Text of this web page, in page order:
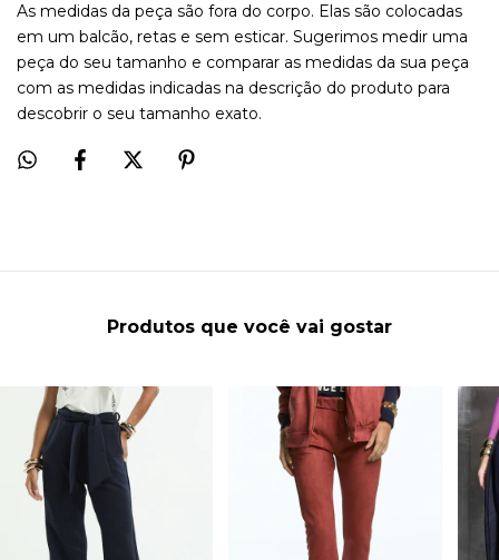
As medidas da peça são fora do corpo. Elas são colocadas
em um balcão, retas e sem esticar. Sugerimos medir uma
peça do seu tamanho e comparar as medidas da sua peça
com as medidas indicadas na descrição do produto para
descobrir o seu tamanho exato.
Produtos que você vai gostar